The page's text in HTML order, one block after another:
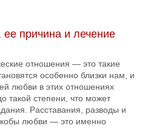
причина и лечение
отношения — это такие
особенно близки нам, и
любви в этих отношениях
такой степени, что может
Расставания, разводы и
любви — это именно